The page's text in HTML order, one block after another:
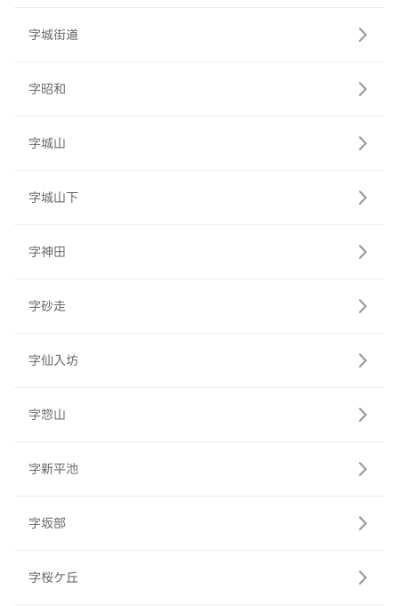
字城街道
字昭和
字城山
字城山下
字神田
字砂走
字仙入坊
字惣山
字新平池
字坂部
字桜ケ丘